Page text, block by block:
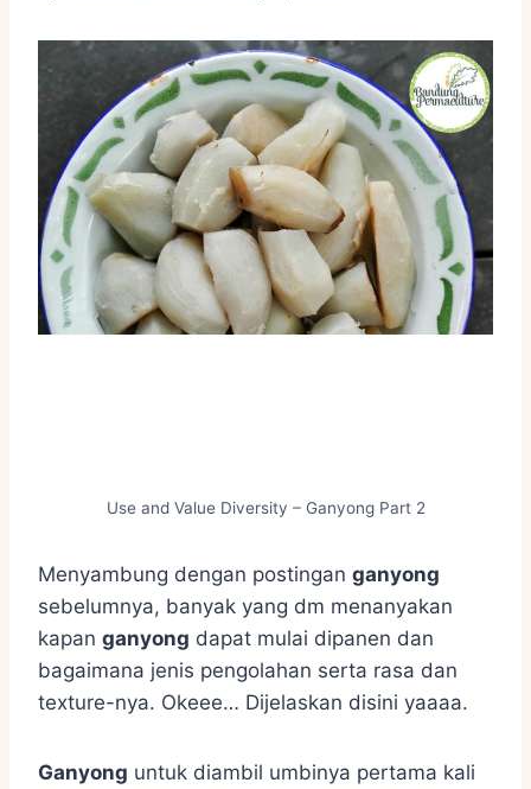
Use and Value Diversity – Ganyong Part 2
Menyambung dengan postingan ganyong
sebelumnya, banyak yang dm menanyakan
kapan ganyong dapat mulai dipanen dan
bagaimana jenis pengolahan serta rasa dan
texture-nya. Okeee… Dijelaskan disini yaaaa.
Ganyong untuk diambil umbinya pertama kali